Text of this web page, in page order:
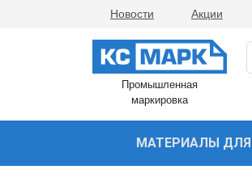
Новости Акции
Промышленная
маркировка
МАТЕРИАЛЫ